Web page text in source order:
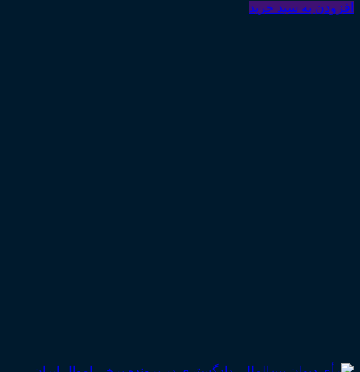
افزودن به سبد خرید